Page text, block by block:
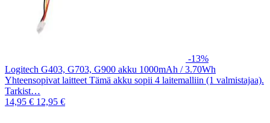
-13%
Logitech G403, G703, G900 akku 1000mAh / 3.70Wh
Yhteensopivat laitteet Tämä akku sopii 4 laitemalliin (1 valmistajaa).
Tarkist…
14,95 € 12,95 €